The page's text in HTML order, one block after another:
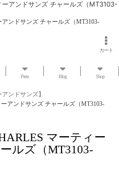
ーアンドサンズ チャールズ（MT3103-
ンドサンズ チャールズ（MT3103-
カート
Press Blog Shop
ンドサンズ】
アンドサンズ チャールズ（MT3103-
マーティー
ルズ（MT3103-